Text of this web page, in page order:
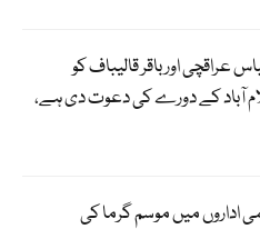
عراقچی اورباقر قالیباف کو
آباد کے دورے کی دعوت دی ہے،
اداروں میں موسم گرما کی